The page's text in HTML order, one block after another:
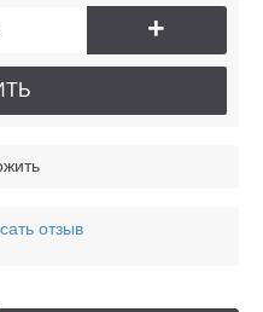
+
отзыв